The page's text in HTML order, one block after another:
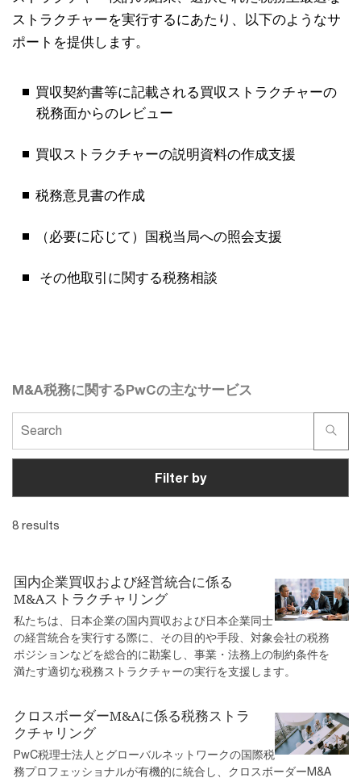
ストラクチャーを実行するにあたり、以下のようなサ
ポートを提供します。
買収契約書等に記載される買収ストラクチャーの
税務面からのレビュー
買収ストラクチャーの説明資料の作成支援
税務意見書の作成
（必要に応じて）国税当局への照会支援
その他取引に関する税務相談
M&A税務に関するPwCの主なサービス
Filter by
8 results
国内企業買収および経営統合に係る
M&Aストラクチャリング
私たちは、日本企業の国内買収および日本企業同士
の経営統合を実行する際に、その目的や手段、対象会社の税務
ポジションなどを総合的に勘案し、事業・法務上の制約条件を
満たす適切な税務ストラクチャーの実行を支援します。
クロスボーダーM&Aに係る税務ストラ
クチャリング
PwC税理士法人とグローバルネットワークの国際税
務プロフェッショナルが有機的に統合し、クロスボーダーM&A